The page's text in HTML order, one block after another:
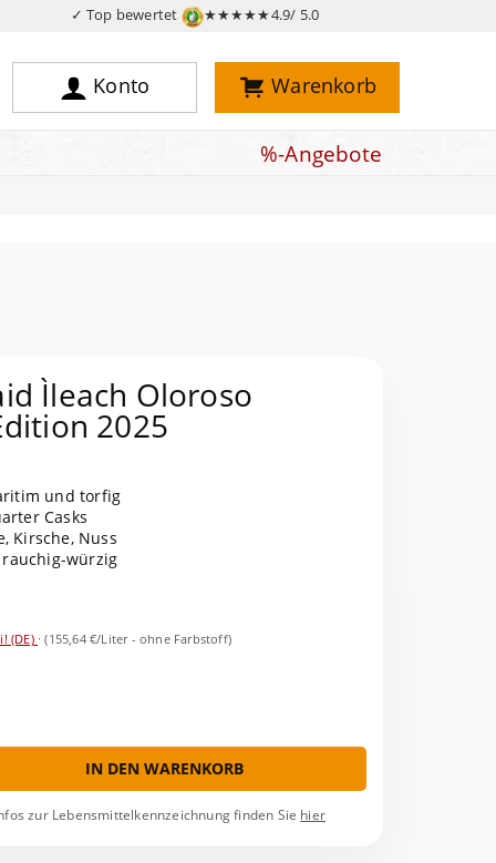
✓ Top bewertet ★★★★★4.9/ 5.0
Konto Warenkorb
%-Angebote
Ìleach Oloroso
2025
und torfig
Casks
Kirsche, Nuss
würzig
(DE) ·(155,64 €/Liter - ohne Farbstoff)
IN DEN WARENKORB
zur Lebensmittelkennzeichnung finden Sie hier